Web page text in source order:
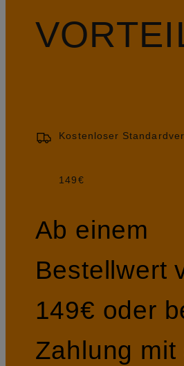
Kostenloser
149€
Ab einem
Bestellwert
149€ oder
Zahlung mit